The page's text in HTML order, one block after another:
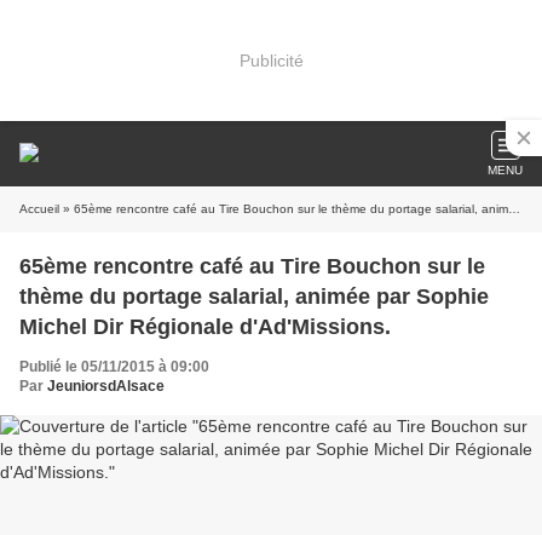
Publicité
MENU
Accueil » 65ème rencontre café au Tire Bouchon sur le thème du portage salarial, animée par Sophie Michel Dir Régionale d'Ad'Missions.
65ème rencontre café au Tire Bouchon sur le
thème du portage salarial, animée par Sophie
Michel Dir Régionale d'Ad'Missions.
Publié le 05/11/2015 à 09:00
Par JeuniorsdAlsace